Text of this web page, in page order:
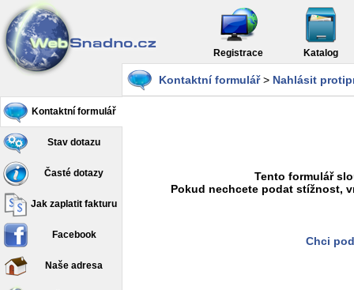
Registrace Katalog
Kontaktní formulář
Stav dotazu
Časté dotazy
Jak zaplatit fakturu
Facebook
Naše adresa
Kontaktní formulář> Nahlásit
Tento formulář
Pokud nechcete podat stížnost,
Chci